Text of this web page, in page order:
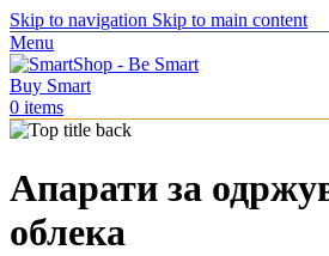
Skip to navigation Skip to main content
Menu
0 items
Апарати за
облека